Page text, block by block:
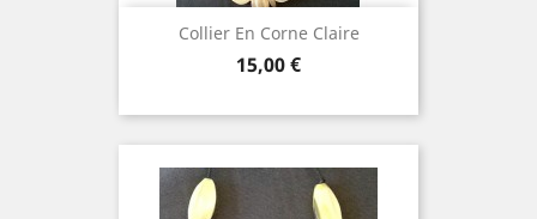
Collier En Corne Claire
Prix
15,00 €